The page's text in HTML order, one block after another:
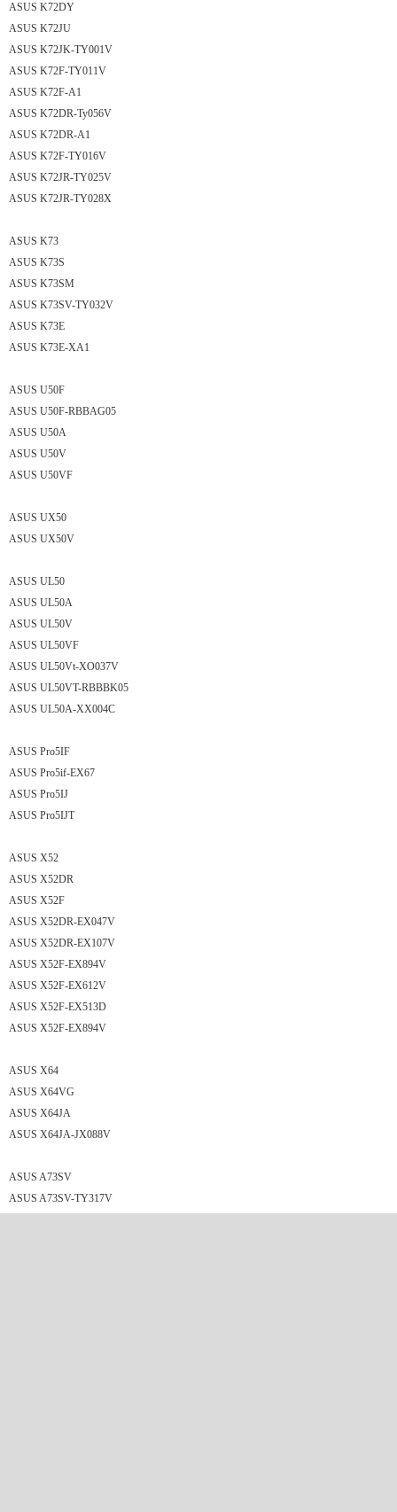
ASUS K72DY
ASUS K72JU
ASUS K72JK-TY001V
ASUS K72F-TY011V
ASUS K72F-A1
ASUS K72DR-Ty056V
ASUS K72DR-A1
ASUS K72F-TY016V
ASUS K72JR-TY025V
ASUS K72JR-TY028X
ASUS K73
ASUS K73S
ASUS K73SM
ASUS K73SV-TY032V
ASUS K73E
ASUS K73E-XA1
ASUS U50F
ASUS U50F-RBBAG05
ASUS U50A
ASUS U50V
ASUS U50VF
ASUS UX50
ASUS UX50V
ASUS UL50
ASUS UL50A
ASUS UL50V
ASUS UL50VF
ASUS UL50Vt-XO037V
ASUS UL50VT-RBBBK05
ASUS UL50A-XX004C
ASUS Pro5IF
ASUS Pro5if-EX67
ASUS Pro5IJ
ASUS Pro5IJT
ASUS X52
ASUS X52DR
ASUS X52F
ASUS X52DR-EX047V
ASUS X52DR-EX107V
ASUS X52F-EX894V
ASUS X52F-EX612V
ASUS X52F-EX513D
ASUS X52F-EX894V
ASUS X64
ASUS X64VG
ASUS X64JA
ASUS X64JA-JX088V
ASUS A73SV
ASUS A73SV-TY317V